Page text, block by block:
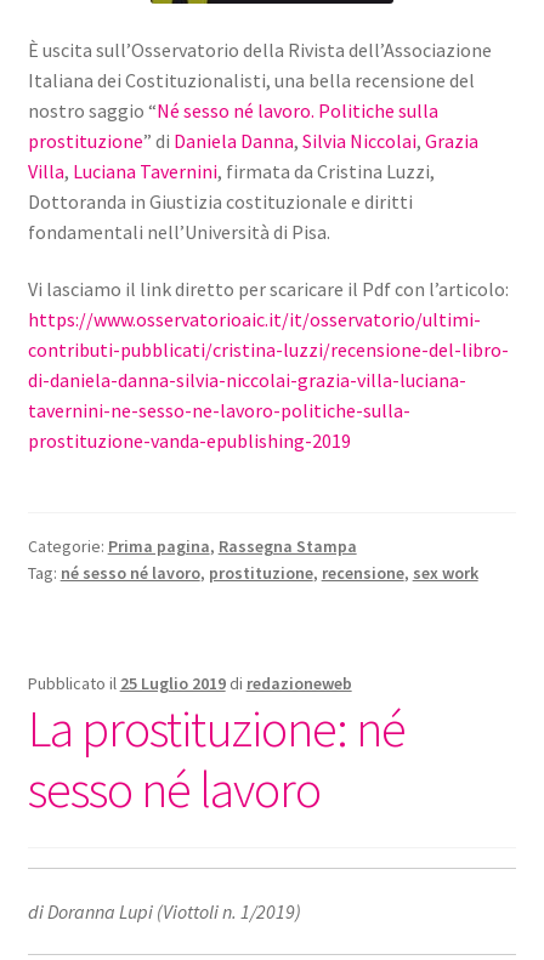
È uscita sull’Osservatorio della Rivista dell’Associazione
Italiana dei Costituzionalisti, una bella recensione del
nostro saggio “Né sesso né lavoro. Politiche sulla
prostituzione” di Daniela Danna, Silvia Niccolai, Grazia
Villa, Luciana Tavernini, firmata da Cristina Luzzi,
Dottoranda in Giustizia costituzionale e diritti
fondamentali nell’Università di Pisa.
Vi lasciamo il link diretto per scaricare il Pdf con l’articolo:
https://www.osservatorioaic.it/it/osservatorio/ultimi-
contributi-pubblicati/cristina-luzzi/recensione-del-libro-
di-daniela-danna-silvia-niccolai-grazia-villa-luciana-
tavernini-ne-sesso-ne-lavoro-politiche-sulla-
prostituzione-vanda-epublishing-2019
Categorie: Prima pagina, Rassegna Stampa
Tag: né sesso né lavoro, prostituzione, recensione, sex work
Pubblicato il 25 Luglio 2019 di redazioneweb
La prostituzione: né
sesso né lavoro
di Doranna Lupi (Viottoli n. 1/2019)